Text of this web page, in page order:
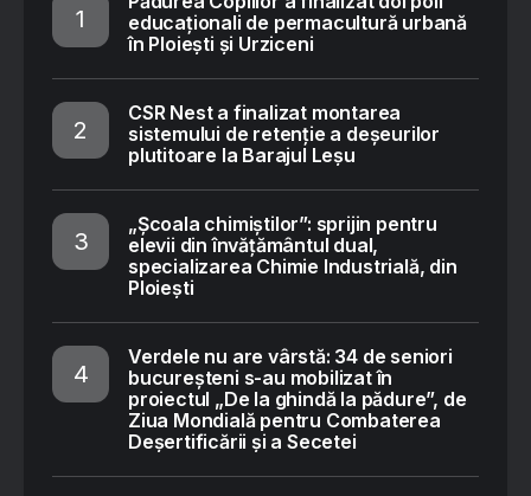
educaționali de permacultură urbană
în Ploiești și Urziceni
CSR Nest a finalizat montarea
sistemului de retenție a deșeurilor
plutitoare la Barajul Leșu
„Școala chimiștilor”: sprijin pentru
elevii din învățământul dual,
specializarea Chimie Industrială, din
Ploiești
Verdele nu are vârstă: 34 de seniori
bucureșteni s-au mobilizat în
proiectul „De la ghindă la pădure”, de
Ziua Mondială pentru Combaterea
Deșertificării și a Secetei